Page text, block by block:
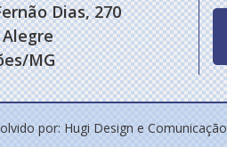
Dias, 270
MG
por: Hugi Design e Comunicação